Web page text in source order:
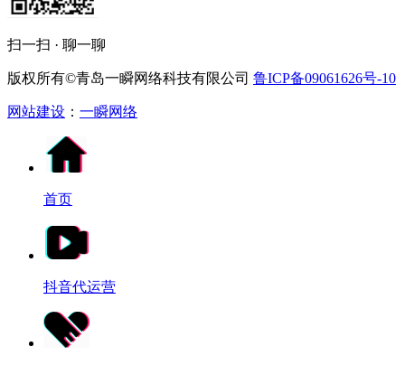
扫一扫 · 聊一聊
版权所有©青岛一瞬网络科技有限公司 鲁ICP备09061626号-10
网站建设 ： 一瞬网络
首页
抖音代运营